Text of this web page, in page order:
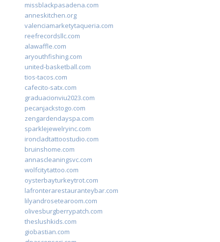
missblackpasadena.com
anneskitchen.org
valenciamarketytaqueria.com
reefrecordsllc.com
alawaffle.com
aryouthfishing.com
united-basketball.com
tios-tacos.com
cafecito-satx.com
graduacionviu2023.com
pecanjackstogo.com
zengardendayspa.com
sparklejewelryinc.com
ironcladtattoostudio.com
bruinshome.com
annascleaningsvc.com
wolfcitytattoo.com
oysterbayturkeytrot.com
lafronterarestauranteybar.com
lilyandrosetearoom.com
olivesburgberrypatch.com
theslushkids.com
giobastian.com